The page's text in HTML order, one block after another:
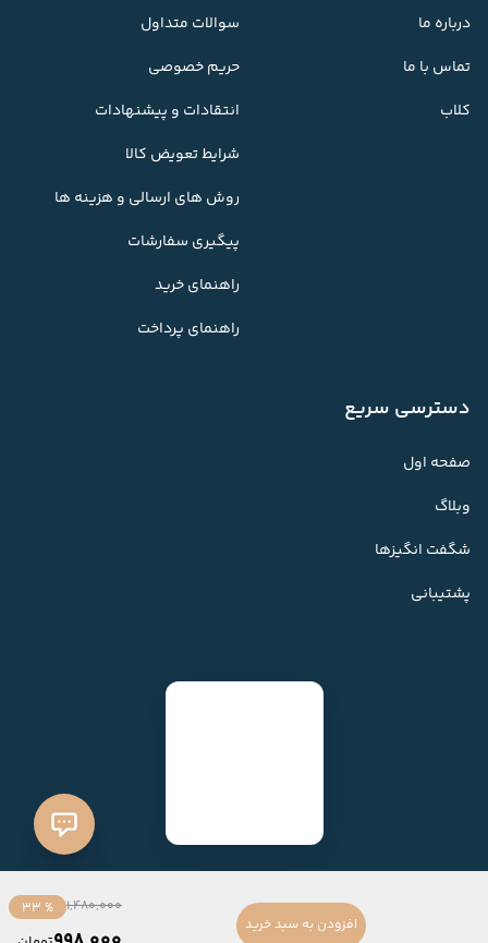
1,480,000
% 33
افزودن به سبد خرید
درباره ما
تماس با ما
کلاب
سوالات متداول
حریم خصوصی
انتقادات و پیشنهادات
شرایط تعویض کالا
روش های ارسالی و هزینه ها
پیگیری سفارشات
راهنمای خرید
راهنمای پرداخت
دسترسی سریع
صفحه اول
وبلاگ
شگفت انگیزها
پشتیبانی